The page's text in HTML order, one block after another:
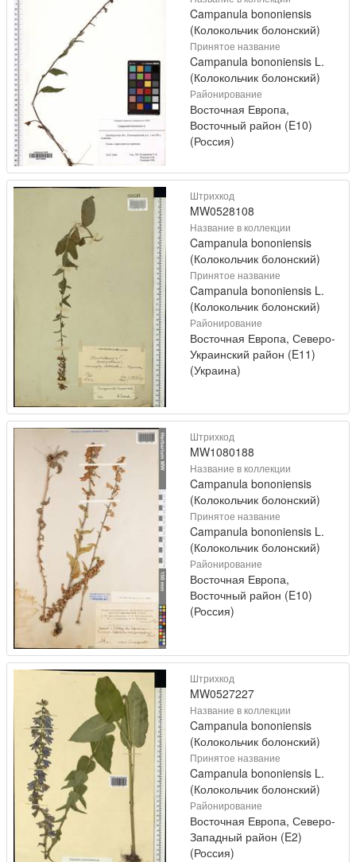
Campanula bononiensis
(Колокольчик болонский)
Принятое название
Campanula bononiensis L.
(Колокольчик болонский)
Районирование
Восточная Европа,
Восточный район (E10)
(Россия)
Штрихкод
MW0528108
Название в коллекции
Campanula bononiensis
(Колокольчик болонский)
Принятое название
Campanula bononiensis L.
(Колокольчик болонский)
Районирование
Восточная Европа, Северо-
Украинский район (E11)
(Украина)
Штрихкод
MW1080188
Название в коллекции
Campanula bononiensis
(Колокольчик болонский)
Принятое название
Campanula bononiensis L.
(Колокольчик болонский)
Районирование
Восточная Европа,
Восточный район (E10)
(Россия)
Штрихкод
MW0527227
Название в коллекции
Campanula bononiensis
(Колокольчик болонский)
Принятое название
Campanula bononiensis L.
(Колокольчик болонский)
Районирование
Восточная Европа, Северо-
Западный район (E2)
(Россия)